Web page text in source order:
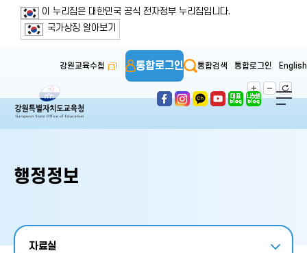
본문 바로가기
주메뉴 바로가기
보조메뉴 바로가기
푸터 바로가기
이 누리집은 대한민국 공식 전자정부 누리집입니다.
국가상징 알아보기
강원교육수첩 통합로그인 통합검색 통합로그인 English
행정정보
자료실